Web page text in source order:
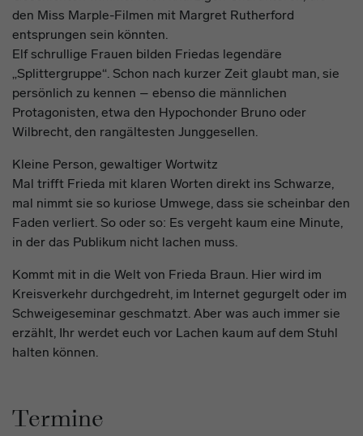
den Miss Marple-Filmen mit Margret Rutherford
entsprungen sein könnten.
Elf schrullige Frauen bilden Friedas legendäre
„Splittergruppe“. Schon nach kurzer Zeit glaubt man, sie
persönlich zu kennen – ebenso die männlichen
Protagonisten, etwa den Hypochonder Bruno oder
Wilbrecht, den rangältesten Junggesellen.
Kleine Person, gewaltiger Wortwitz
Mal trifft Frieda mit klaren Worten direkt ins Schwarze,
mal nimmt sie so kuriose Umwege, dass sie scheinbar den
Faden verliert. So oder so: Es vergeht kaum eine Minute,
in der das Publikum nicht lachen muss.
Kommt mit in die Welt von Frieda Braun. Hier wird im
Kreisverkehr durchgedreht, im Internet gegurgelt oder im
Schweigeseminar geschmatzt. Aber was auch immer sie
erzählt, Ihr werdet euch vor Lachen kaum auf dem Stuhl
halten können.
Termine